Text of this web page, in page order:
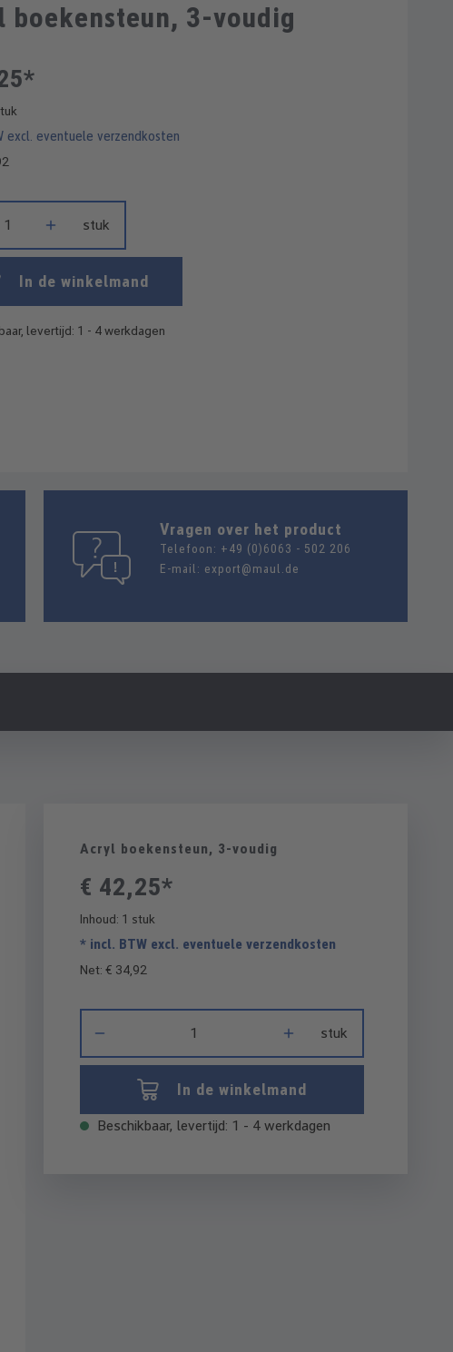
boekensteun, 3-voudig
excl. eventuele verzendkosten
stuk
In de winkelmand
levertijd: 1 - 4 werkdagen
Vragen over het product
Telefoon: +49 (0)6063 - 502 206
E-mail: export@maul.de
Acryl boekensteun, 3-voudig
€ 42,25*
Inhoud: 1 stuk
* incl. BTW excl. eventuele verzendkosten
Net: € 34,92
stuk
In de winkelmand
Beschikbaar, levertijd: 1 - 4 werkdagen